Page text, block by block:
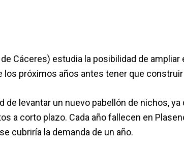
Cáceres) estudia la posibilidad de
próximos años antes tener que
de levantar un nuevo pabellón de nichos,
a corto plazo. Cada año fallecen en
cubriría la demanda de un año.